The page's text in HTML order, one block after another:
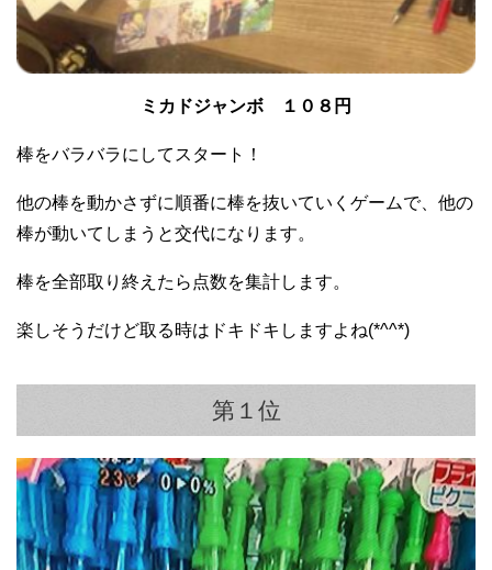
ミカドジャンボ １０８円
棒をバラバラにしてスタート！
他の棒を動かさずに順番に棒を抜いていくゲームで、他の
棒が動いてしまうと交代になります。
棒を全部取り終えたら点数を集計します。
楽しそうだけど取る時はドキドキしますよね(*^^*)
第１位